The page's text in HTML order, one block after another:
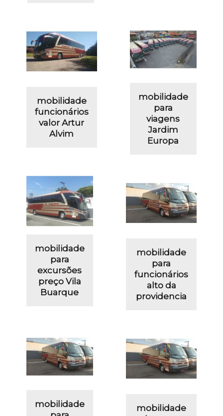
mobilidade
funcionários
valor Artur
Alvim
mobilidade
para
viagens
Jardim
Europa
mobilidade
para
excursões
preço Vila
Buarque
mobilidade
para
funcionários
alto da
providencia
mobilidade
mobilidade